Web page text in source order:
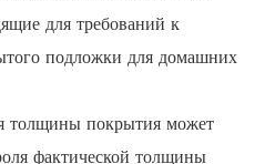
для требований к
подложки для домашних
толщины покрытия может
фактической толщины